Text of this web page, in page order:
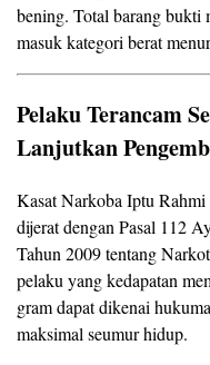
bening. Total barang
masuk kategori berat
Pelaku Terancam
Lanjutkan
Kasat Narkoba Iptu Rahmi
dijerat dengan Pasal 112
Tahun 2009 tentang
pelaku yang kedapatan
gram dapat dikenai
maksimal seumur hidup.